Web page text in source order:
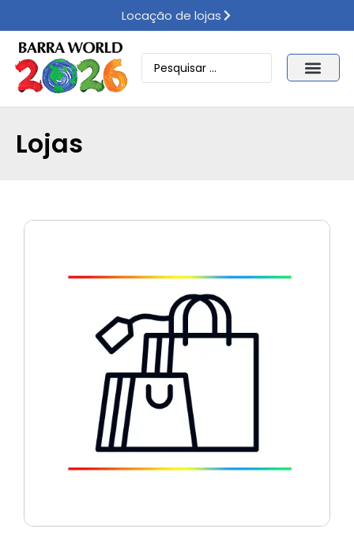
Locação de lojas
Lojas